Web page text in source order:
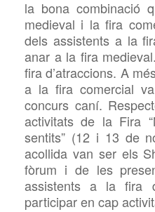
la bona combinació
medieval i la fira
dels assistents a la
anar a la fira
fira d’atraccions. A
a la fira comercial
concurs caní.
activitats de la Fira
sentits” (12 i 13 de
acollida van ser els
fòrum i de les
assistents a la fira
participar en cap